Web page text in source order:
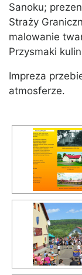
Sanoku;
Straży
malowanie
Przysmaki
Impreza
atmosferze.